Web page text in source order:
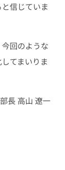
信じていま
回のような
てまいりま
長 高山 遼一